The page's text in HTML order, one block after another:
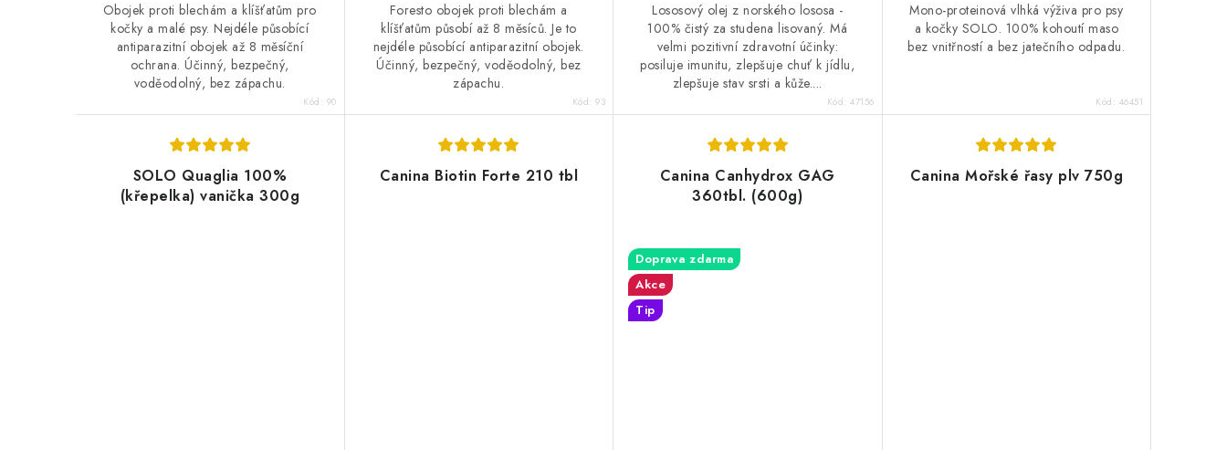
Obojek proti blechám a klíšťatům pro
kočky a malé psy. Nejdéle působící
antiparazitní obojek až 8 měsíční
ochrana. Účinný, bezpečný,
voděodolný, bez zápachu.
Kód: 90
Foresto obojek proti blechám a
klíšťatům působí až 8 měsíců. Je to
nejdéle působící antiparazitní obojek.
Účinný, bezpečný, voděodolný, bez
zápachu.
Kód: 93
Lososový olej z norského lososa -
100% čistý za studena lisovaný. Má
velmi pozitivní zdravotní účinky:
posiluje imunitu, zlepšuje chuť k jídlu,
zlepšuje stav srsti a kůže....
Kód: 47156
Mono-proteinová vlhká výživa pro psy
a kočky SOLO. 100% kohoutí maso
bez vnitřností a bez jatečního odpadu.
Kód: 46451
SOLO Quaglia 100%
(křepelka) vanička 300g
Canina Biotin Forte 210 tbl
Canina Canhydrox GAG
360tbl. (600g)
Doprava zdarma
Akce
Tip
Canina Mořské řasy plv 750g